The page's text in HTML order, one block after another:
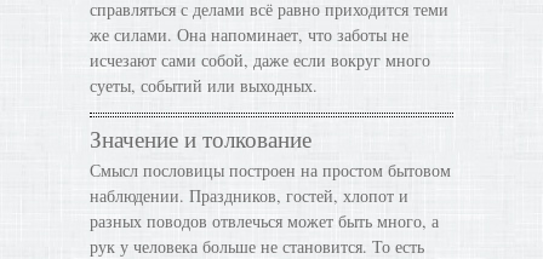
справляться с делами всё равно приходится теми
же силами. Она напоминает, что заботы не
исчезают сами собой, даже если вокруг много
суеты, событий или выходных.
Значение и толкование
Смысл пословицы построен на простом бытовом
наблюдении. Праздников, гостей, хлопот и
разных поводов отвлечься может быть много, а
рук у человека больше не становится. То есть